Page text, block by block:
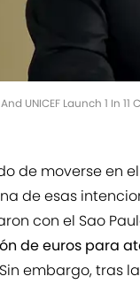
UNICEF Launch 1 In
de moverse en
de esas
con el Sao
de euros para
embargo, tras